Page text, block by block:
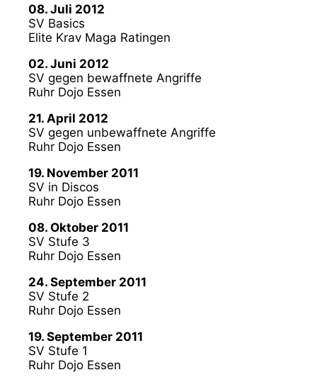
08. Juli 2012
SV Basics
Elite Krav Maga Ratingen
02. Juni 2012
SV gegen bewaffnete Angriffe
Ruhr Dojo Essen
21. April 2012
SV gegen unbewaffnete Angriffe
Ruhr Dojo Essen
19. November 2011
SV in Discos
Ruhr Dojo Essen
08. Oktober 2011
SV Stufe 3
Ruhr Dojo Essen
24. September 2011
SV Stufe 2
Ruhr Dojo Essen
19. September 2011
SV Stufe 1
Ruhr Dojo Essen